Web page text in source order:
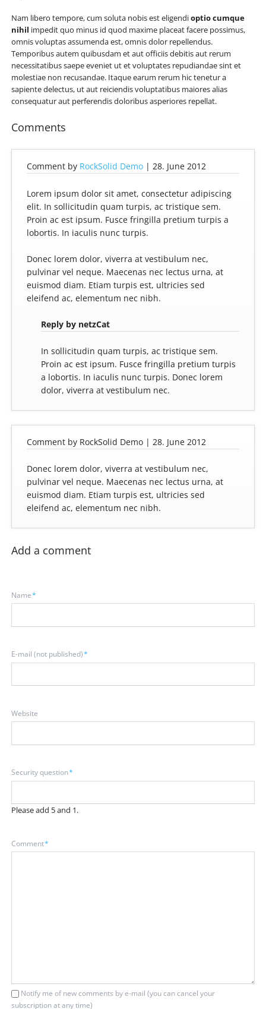
Nam libero tempore, cum soluta nobis est eligendioptio cumque
nihil impedit quo minus id quod maxime placeat facere possimus,
omnis voluptas assumenda est, omnis dolor repellendus.
Temporibus autem quibusdam et aut officiis debitis aut rerum
necessitatibus saepe eveniet ut et voluptates repudiandae sint et
molestiae non recusandae. Itaque earum rerum hic tenetur a
sapiente delectus, ut aut reiciendis voluptatibus maiores alias
consequatur aut perferendis doloribus asperiores repellat.
Comments
Comment by RockSolid Demo |28. June 2012
Lorem ipsum dolor sit amet, consectetur adipiscing
elit. In sollicitudin quam turpis, ac tristique sem.
Proin ac est ipsum. Fusce fringilla pretium turpis a
lobortis. In iaculis nunc turpis.
Donec lorem dolor, viverra at vestibulum nec,
pulvinar vel neque. Maecenas nec lectus urna, at
euismod diam. Etiam turpis est, ultricies sed
eleifend ac, elementum nec nibh.
Reply by netzCat
In sollicitudin quam turpis, ac tristique sem.
Proin ac est ipsum. Fusce fringilla pretium turpis
a lobortis. In iaculis nunc turpis. Donec lorem
dolor, viverra at vestibulum nec.
Comment by RockSolid Demo |28. June 2012
Donec lorem dolor, viverra at vestibulum nec,
pulvinar vel neque. Maecenas nec lectus urna, at
euismod diam. Etiam turpis est, ultricies sed
eleifend ac, elementum nec nibh.
Add a comment
Mandatory
field
Name*
Mandatory
field
E-mail (not published)*
Website
Mandatory
field
Security question*
Please add 5 and 1.
Mandatory
field
Comment*
Notify me of new comments by e-mail (you can cancel your
subscription at any time)